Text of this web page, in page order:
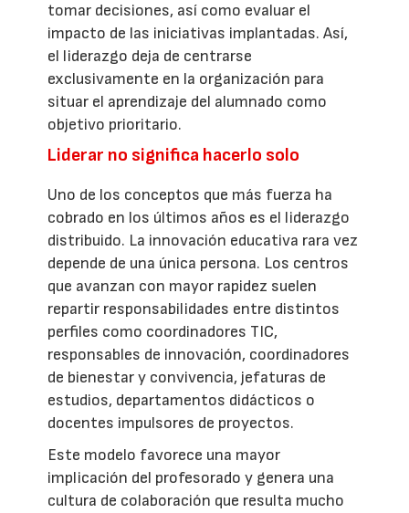
tomar decisiones, así como evaluar el
impacto de las iniciativas implantadas. Así,
el liderazgo deja de centrarse
exclusivamente en la organización para
situar el aprendizaje del alumnado como
objetivo prioritario.
Liderar no significa hacerlo solo
Uno de los conceptos que más fuerza ha
cobrado en los últimos años es el liderazgo
distribuido. La innovación educativa rara vez
depende de una única persona. Los centros
que avanzan con mayor rapidez suelen
repartir responsabilidades entre distintos
perfiles como coordinadores TIC,
responsables de innovación, coordinadores
de bienestar y convivencia, jefaturas de
estudios, departamentos didácticos o
docentes impulsores de proyectos.
Este modelo favorece una mayor
implicación del profesorado y genera una
cultura de colaboración que resulta mucho